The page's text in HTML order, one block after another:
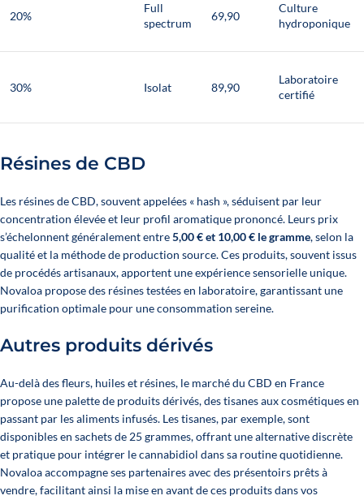
20%
Full
spectrum
69,90
Culture
hydroponique
30% Isolat 89,90
Laboratoire
certifié
Résines de CBD
Les résines de CBD, souvent appelées « hash », séduisent par leur
concentration élevée et leur profil aromatique prononcé. Leurs prix
s’échelonnent généralement entre5,00 € et 10,00 € le gramme, selon la
qualité et la méthode de production source. Ces produits, souvent issus
de procédés artisanaux, apportent une expérience sensorielle unique.
Novaloa propose des résines testées en laboratoire, garantissant une
purification optimale pour une consommation sereine.
Autres produits dérivés
Au-delà des fleurs, huiles et résines, le marché du CBD en France
propose une palette de produits dérivés, des tisanes aux cosmétiques en
passant par les aliments infusés. Les tisanes, par exemple, sont
disponibles en sachets de 25 grammes, offrant une alternative discrète
et pratique pour intégrer le cannabidiol dans sa routine quotidienne.
Novaloa accompagne ses partenaires avec des présentoirs prêts à
vendre, facilitant ainsi la mise en avant de ces produits dans vos